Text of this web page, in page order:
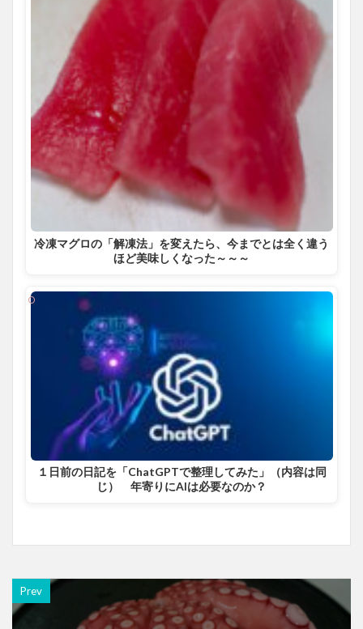
冷凍マグロの「解凍法」を変えたら、今までとは全く違う
ほど美味しくなった～～～
１日前の日記を「ChatGPTで整理してみた」（内容は同
じ） 年寄りにAIは必要なのか？
Prev